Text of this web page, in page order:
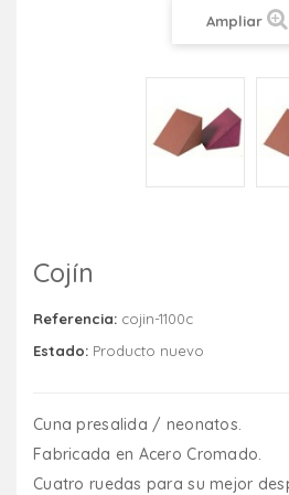
Ampliar
Cojín
Referencia: cojin-1100c
Estado: Producto nuevo
Cuna presalida / neonatos.
Fabricada en Acero Cromado.
Cuatro ruedas para su mejor